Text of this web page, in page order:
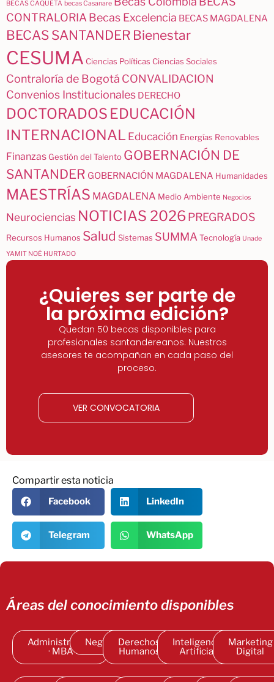
BECAS CAQUETA becas Casanare
CONTRALORIA Becas Excelencia BECAS MAGDALENA
BECAS SANTANDER Bienestar
CESUMA Ciencias Políticas Ciencias Sociales
Contraloría de Bogotá CONVALIDACION
Convenios Institucionales DERECHO
DOCTORADOS EDUCACIÓN
INTERNACIONAL Educación Energías Renovables
FinanzasGestión del Talento GOBERNACIÓN DE
SANTANDER GOBERNACIÓN MAGDALENA Humanidades
MAESTRÍAS MAGDALENA Medio Ambiente Negocios
Neurociencias NOTICIAS 2026PREGRADOS
Recursos Humanos Salud Sistemas SUMMA Tecnología Unade
YAMIT NOÉ HURTADO
¿Quieres ser parte de
la próxima edición?
Quedan 50 becas disponibles para
profesionales santandereanos. Nuestros
asesores te acompañan en cada paso del
proceso.
VER CONVOCATORIA
Compartir esta noticia
Facebook LinkedIn
Telegram WhatsApp
Áreas del conocimiento disponibles
Administración
· MBA
NegociosDerechos
Humanos
Inteligencia
Artificial
Marketing
Digital